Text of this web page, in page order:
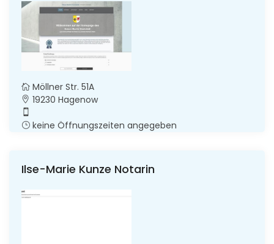
Möllner Str. 51A
19230 Hagenow
keine Öffnungszeiten angegeben
Ilse-Marie Kunze Notarin